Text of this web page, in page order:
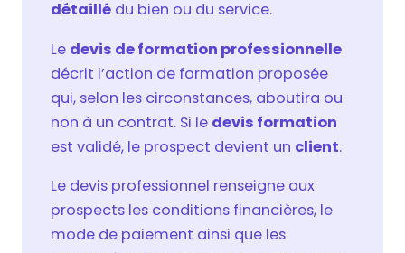
détaillé du bien ou du service.
Le devis de formation professionnelle
décrit l’action de formation proposée
qui, selon les circonstances, aboutira ou
non à un contrat. Si le devis formation
est validé, le prospect devient un client.
Le devis professionnel renseigne aux
prospects les conditions financières, le
mode de paiement ainsi que les